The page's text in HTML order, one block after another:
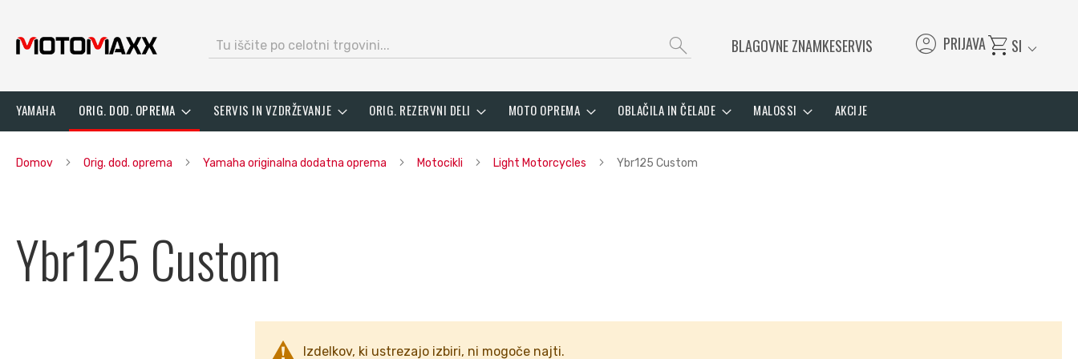
search search BLAGOVNE ZNAMKESERVIS account_circle PRIJAVAshopping_cart SI expand_more
vsebino
YAMAHA ORIG. DOD. OPREMA SERVIS IN VZDRŽEVANJE ORIG. REZERVNI DELI MOTO OPREMA OBLAČILA IN ČELADE MALOSSI AKCIJE
Domov Orig. dod. oprema Yamaha originalna dodatna oprema Motocikli Light Motorcycles Ybr125 Custom
Ybr125 Custom
Izdelkov, ki ustrezajo izbiri, ni mogoče najti.